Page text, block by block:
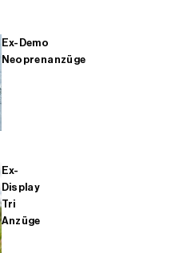
Ex-Demo
Neoprenanzüge
Ex-
Display
Tri
Anzüge